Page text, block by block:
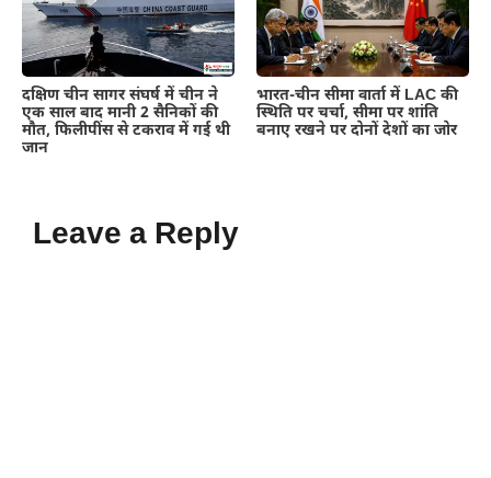
दक्षिण चीन सागर संघर्ष में चीन ने
एक साल बाद मानी 2 सैनिकों की
मौत, फिलीपींस से टकराव में गई थी
जान
भारत-चीन सीमा वार्ता में LAC की
स्थिति पर चर्चा, सीमा पर शांति
बनाए रखने पर दोनों देशों का जोर
Leave a Reply